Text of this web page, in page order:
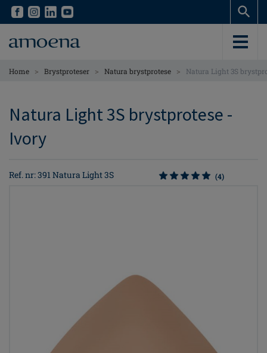
Skip
content
Skip
content
Home > Brystproteser > Natura brystprotese > Natura Light 3S
Natura Light 3S brystprotese -
Ivory
Ref. nr: 391 Natura Light 3S (4)